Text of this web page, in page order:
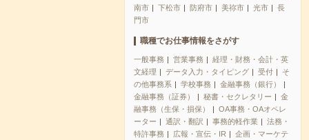
南市
下松市 防府市 美祢市 光市
長
門市
職種でお仕事情報をさがす
一般事務 営業事務
経理・財務・会計・英
文経理
データ入力・タイピング 受付
そ
の他事務系
学校事務
金融事務（銀行）
金融事務（証券）
秘書・セクレタリー
金
融事務（生保・損保）
OA事務・OAオペレ
ーター
通訳・翻訳 事務的軽作業
法務・
特許事務
広報・宣伝・IR
企画・マーケテ